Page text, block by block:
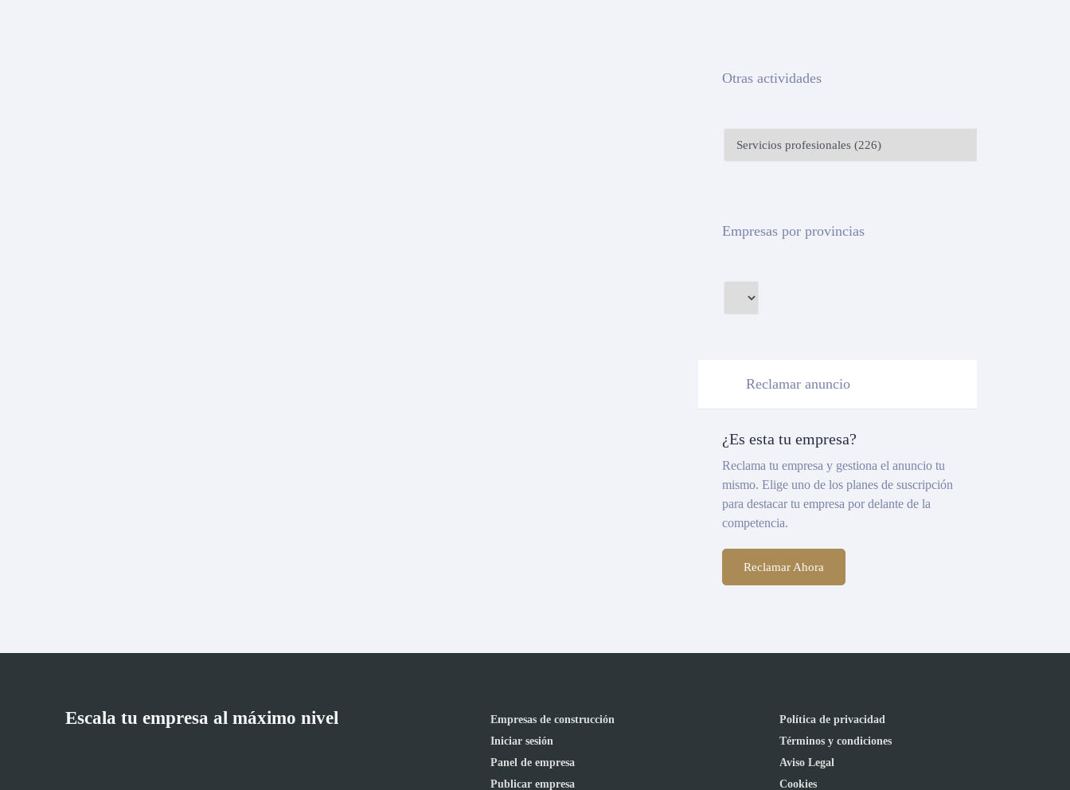
Otras actividades
Empresas por provincias
Reclamar anuncio
¿Es esta tu empresa?
Reclama tu empresa y gestiona el anuncio tu
mismo. Elige uno de los planes de suscripción
para destacar tu empresa por delante de la
competencia.
Reclamar Ahora
Escala tu empresa al máximo nivel
Empresas de construcción
Iniciar sesión
Panel de empresa
Publicar empresa
Política de privacidad
Términos y condiciones
Aviso Legal
Cookies